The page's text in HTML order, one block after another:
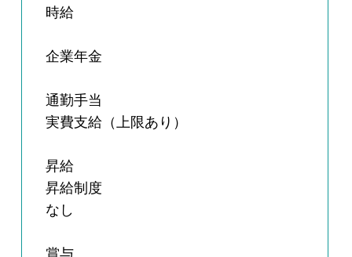
時給
企業年金
通勤手当
実費支給（上限あり）
昇給
昇給制度
なし